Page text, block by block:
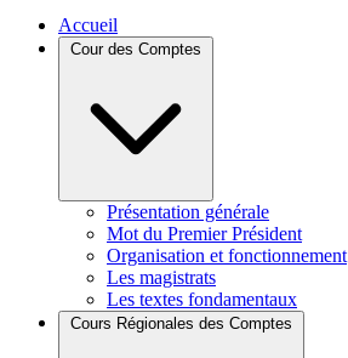
Accueil
Présentation générale
Mot du Premier Président
Organisation et fonctionnement
Les magistrats
Les textes fondamentaux